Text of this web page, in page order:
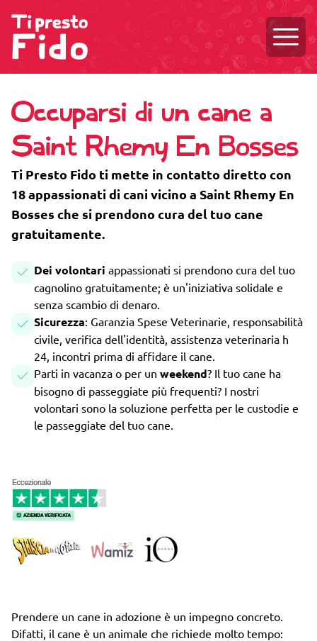
Occuparsi di un cane a
Saint Rhemy En Bosses
Ti Presto Fido ti mette in contatto diretto con
18 appassionati di cani vicino a Saint Rhemy En
Bosses che si prendono cura del tuo cane
gratuitamente.
Dei volontari appassionati si prendono cura del tuo
cagnolino gratuitamente; è un'iniziativa solidale e
senza scambio di denaro.
Sicurezza: Garanzia Spese Veterinarie, responsabilità
civile, verifica dell'identità, assistenza veterinaria h
24, incontri prima di affidare il cane.
Parti in vacanza o per un weekend? Il tuo cane ha
bisogno di passeggiate più frequenti? I nostri
volontari sono la soluzione perfetta per le custodie e
le passeggiate del tuo cane.
Prendere un cane in adozione è un impegno concreto.
Difatti, il cane è un animale che richiede molto tempo: